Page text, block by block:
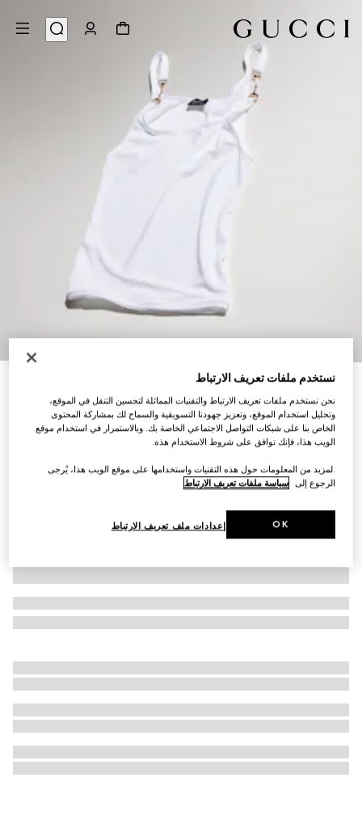
بلوزة من جيرسي كريب فيسكوز مع Horsebit
تنويعاتأبيض
نستخدم ملفات تعريف الارتباط
نحن نستخدم ملفات تعريف الارتباط والتقنيات المماثلة لتحسين التنقل في الموقع،
وتحليل استخدام الموقع، وتعزيز جهودنا التسويقية والسماح لك بمشاركة المحتوى
الخاص بنا على شبكات التواصل الاجتماعي الخاصة بك. وبالاستمرار في استخدام موقع
الويب هذا، فإنك توافق على شروط الاستخدام هذه.
.لمزيد من المعلومات حول هذه التقنيات واستخدامها على موقع الويب هذا، يُرجى
الرجوع إلى سياسة ملفات تعريف الارتباط
إعدادات ملف تعريف الارتباط OK